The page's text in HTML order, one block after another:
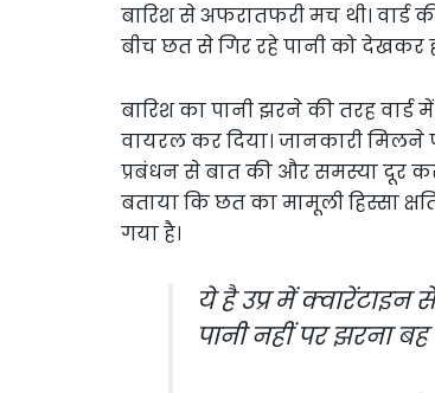
बारिश से अफरातफरी मच थी। वार्ड
बीच छत से गिर रहे पानी को देखकर
बारिश का पानी झरने की तरह वार्ड
वायरल कर दिया। जानकारी मिलने
प्रबंधन से बात की और समस्या दूर
बताया कि छत का मामूली हिस्सा
गया है।
ये है उप्र में क्वारेंटाइन
पानी नहीं पर झरना